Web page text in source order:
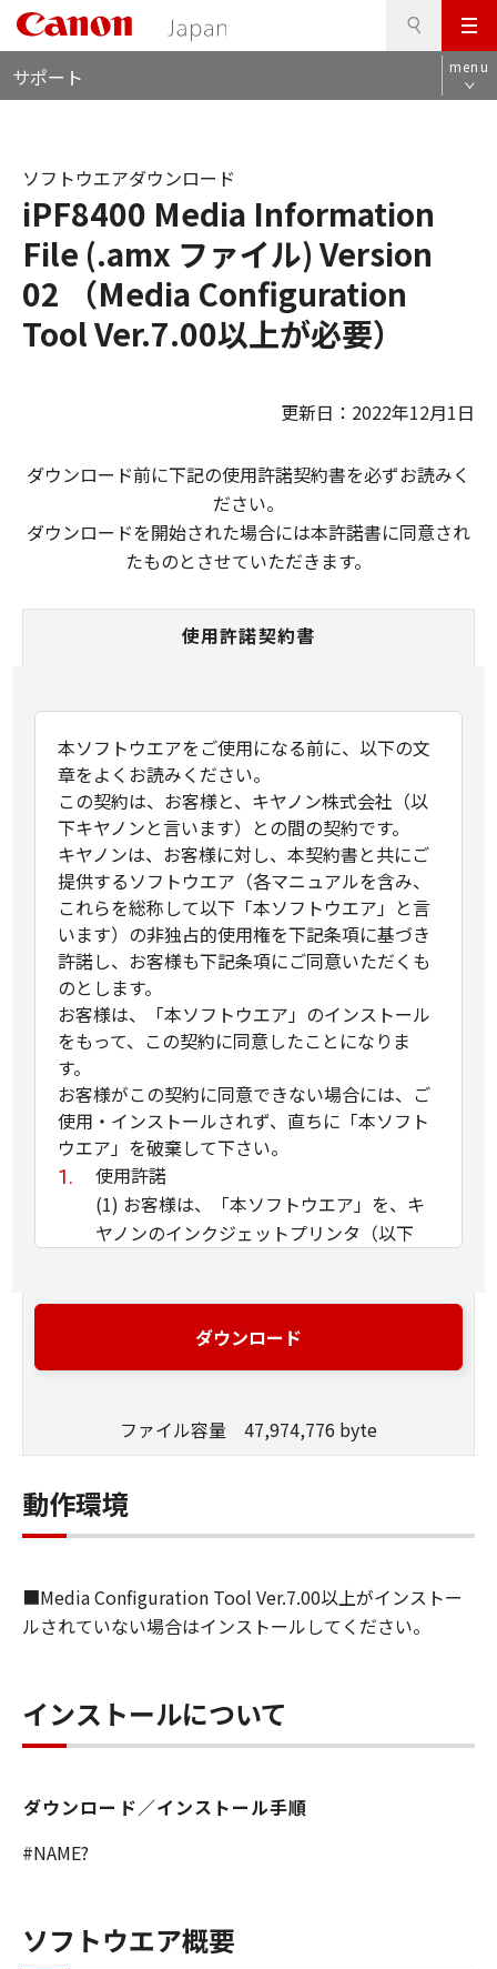
メ
ニ
ュ
サポート menu
iPF8400 Media Information
File (.amx ファイル) Version
02 （Media Configuration
Tool Ver.7.00以上が必要）
ソフトウエアダウンロード
更新日：2022年12月1日
ダウンロード前に下記の使用許諾契約書を必ずお読みく
ださい。
ダウンロードを開始された場合には本許諾書に同意され
たものとさせていただきます。
使用許諾契約書
本ソフトウエアをご使用になる前に、以下の文
章をよくお読みください。
この契約は、お客様と、キヤノン株式会社（以
下キヤノンと言います）との間の契約です。
キヤノンは、お客様に対し、本契約書と共にご
提供するソフトウエア（各マニュアルを含み、
これらを総称して以下「本ソフトウエア」と言
います）の非独占的使用権を下記条項に基づき
許諾し、お客様も下記条項にご同意いただくも
のとします。
お客様は、「本ソフトウエア」のインストール
をもって、この契約に同意したことになりま
す。
お客様がこの契約に同意できない場合には、ご
使用・インストールされず、直ちに「本ソフト
ウエア」を破棄して下さい。
使用許諾
(1) お客様は、「本ソフトウエア」を、キ
ヤノンのインクジェットプリンタ（以下
とは、「許諾ソフトウエア」をコンピュー
タの記憶媒体上にインストールすること、
と、アクセスすること、読み出すこと、も
しくは実行することのいずれも含むものと
します）することができます。お客様はま
た、お客様が「プリンタ」を使用すること
に、本契約の条件の下で、「許諾ソフトウ
エア」を使用させることができます。その
べての責任を負っていただくものとしま
す。 (2) お客様は、再使用許諾、譲渡、頒
「本ソフトウエア」を使用もしくは利用さ
ジニアリング、逆コンパイルまたは逆アセ
ンブル等することはできません。また第三
ダウンロード
ファイル容量 47,974,776 byte
動作環境
■Media Configuration Tool Ver.7.00以上がインストー
ルされていない場合はインストールしてください。
インストールについて
ダウンロード／インストール手順
#NAME?
ソフトウエア概要